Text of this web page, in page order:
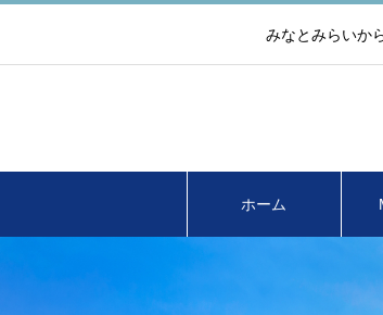
みなとみらいか
ホーム